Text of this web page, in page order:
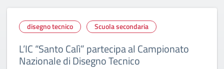
disegno tecnico Scuola secondaria
L’IC “Santo Calì” partecipa al Campionato
Nazionale di Disegno Tecnico